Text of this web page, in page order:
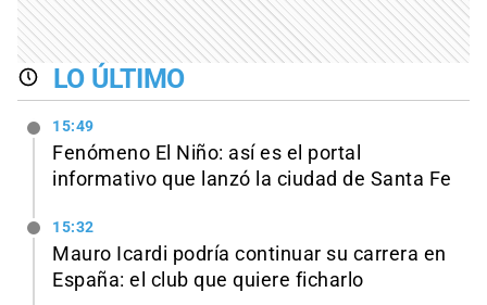
LO ÚLTIMO
15:49
Fenómeno El Niño: así es el portal
informativo que lanzó la ciudad de Santa Fe
15:32
Mauro Icardi podría continuar su carrera en
España: el club que quiere ficharlo